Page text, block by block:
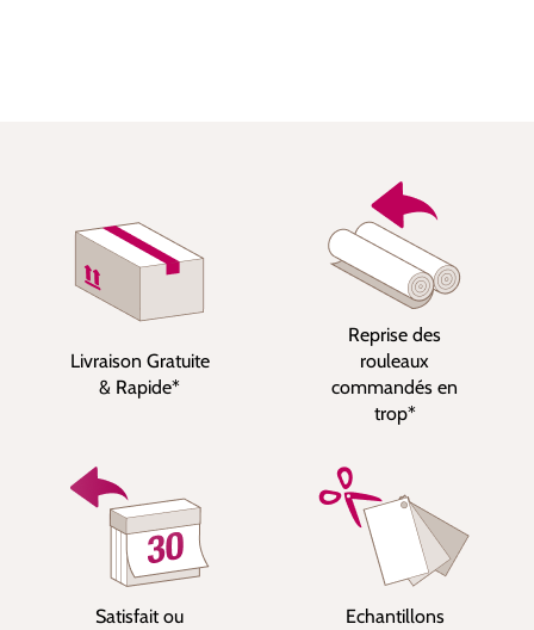
Livraison Gratuite
& Rapide*
Reprise des
rouleaux
commandés en
trop*
Satisfait ou
Echantillons